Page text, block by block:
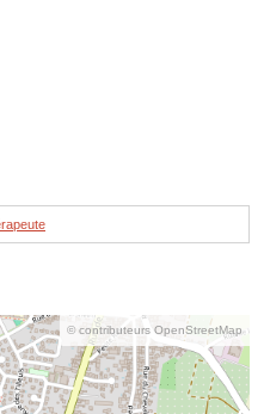
© contributeurs OpenStreetMap